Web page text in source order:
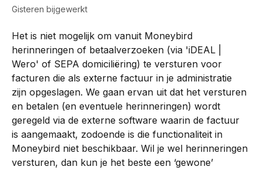
Gisteren bijgewerkt
Het is niet mogelijk om vanuit Moneybird
herinneringen of betaalverzoeken (via 'iDEAL |
Wero' of SEPA domiciliëring) te versturen voor
facturen die als externe factuur in je administratie
zijn opgeslagen. We gaan ervan uit dat het versturen
en betalen (en eventuele herinneringen) wordt
geregeld via de externe software waarin de factuur
is aangemaakt, zodoende is die functionaliteit in
Moneybird niet beschikbaar. Wil je wel herinneringen
versturen, dan kun je het beste een ‘gewone’